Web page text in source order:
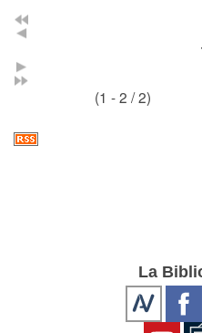
(1 - 2 / 2)
La